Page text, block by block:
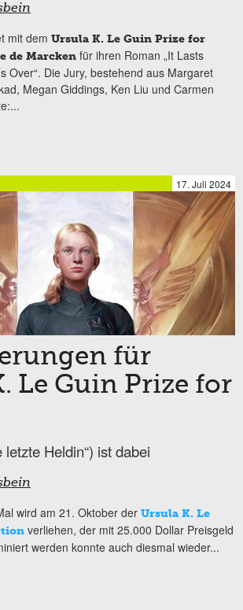
mit dem Ursula K. Le Guin Prize for
de Marcken für ihren Roman „It Lasts
Over“. Die Jury, bestehend aus Margaret
Megan Giddings, Ken Liu und Carmen
17. Juli 2024
für
Le Guin Prize for
letzte Heldin“) ist dabei
wird am 21. Oktober der Ursula K. Le
verliehen, der mit 25.000 Dollar Preisgeld
werden konnte auch diesmal wieder...